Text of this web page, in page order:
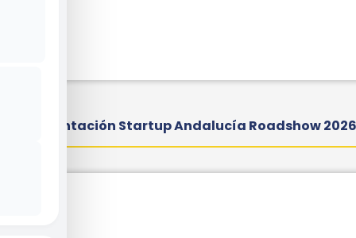
Presentación Startup Andalucía Roadshow 2026